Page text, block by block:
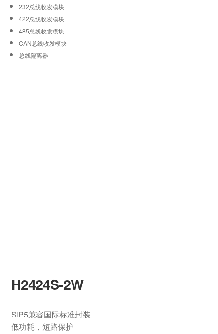
H2424S-2W
SIP5兼容国际标准封装
低功耗，短路保护
232总线收发模块
422总线收发模块
485总线收发模块
CAN总线收发模块
总线隔离器